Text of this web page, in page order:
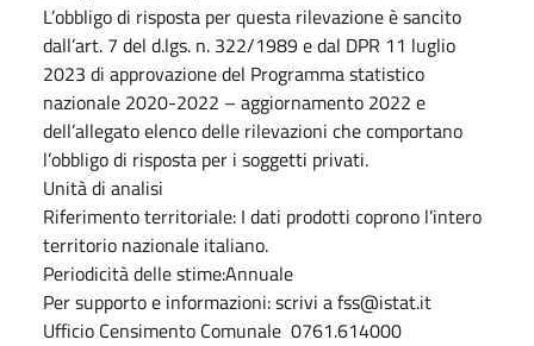
L’obbligo di risposta per questa rilevazione è sancito
dall’art. 7 del d.lgs. n. 322/1989 e dal DPR 11 luglio
2023 di approvazione del Programma statistico
nazionale 2020-2022 – aggiornamento 2022 e
dell’allegato elenco delle rilevazioni che comportano
l’obbligo di risposta per i soggetti privati.
Unità di analisi
Riferimento territoriale: I dati prodotti coprono l’intero
territorio nazionale italiano.
Periodicità delle stime:Annuale
Per supporto e informazioni: scrivi a fss@istat.it
Ufficio Censimento Comunale 0761.614000